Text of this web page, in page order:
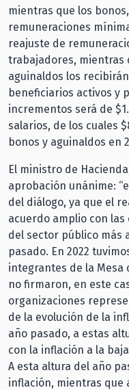
mientras que los
remuneraciones
reajuste de
trabajadores, mientras
aguinaldos los
beneficiarios activos y
incrementos será de
salarios, de los cuales
bonos y aguinaldos en
El ministro de
aprobación unánime:
del diálogo, ya que el
acuerdo amplio con
del sector público más
pasado. En 2022
integrantes de la Mesa
no firmaron, en este
organizaciones
de la evolución de la
año pasado, a estas
con la inflación a la
A esta altura del año
inflación, mientras que